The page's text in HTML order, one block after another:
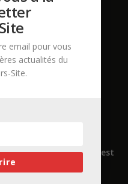
que démolir, ce n’est
email pour vous
actualités du
Site.